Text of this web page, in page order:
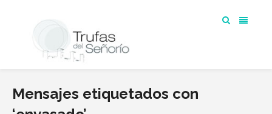
Mensajes etiquetados con